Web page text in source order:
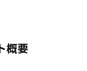
概要